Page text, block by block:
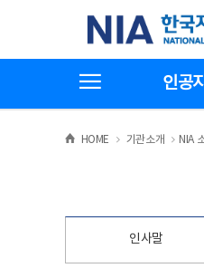
기
한국지능정보사회진흥원
인공
HOME >
기관소개 >NIA
인사말